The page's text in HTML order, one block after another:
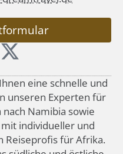
eine schnelle und
unseren Experten für
Namibia sowie
individueller und
Reiseprofis für Afrika.